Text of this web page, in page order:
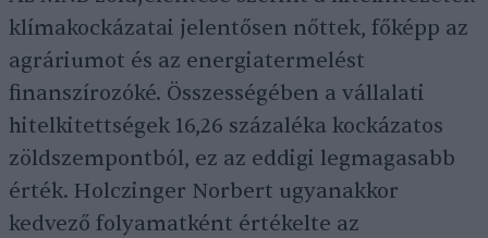
klímakockázatai jelentősen nőttek, főképp az
agráriumot és az energiatermelést
finanszírozóké. Összességében a vállalati
hitelkitettségek 16,26 százaléka kockázatos
zöldszempontból, ez az eddigi legmagasabb
érték. Holczinger Norbert ugyanakkor
kedvező folyamatként értékelte az